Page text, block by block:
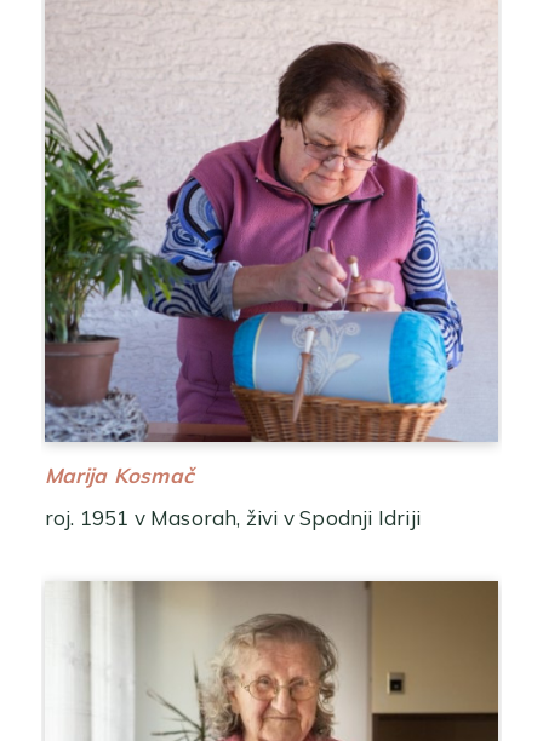
Marija Kosmač
roj. 1951 v Masorah, živi v Spodnji Idriji